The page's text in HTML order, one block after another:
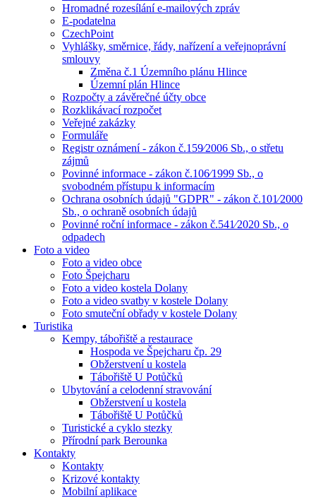
Hromadné rozesílání e-mailových zpráv
E-podatelna
CzechPoint
Vyhlášky, směrnice, řády, nařízení a veřejnoprávní
smlouvy
Změna č.1 Územního plánu Hlince
Územní plán Hlince
Rozpočty a závěrečné účty obce
Rozklikávací rozpočet
Veřejné zakázky
Formuláře
Registr oznámení - zákon č.159⁄2006 Sb., o střetu
zájmů
Povinné informace - zákon č.106⁄1999 Sb., o
svobodném přístupu k informacím
Ochrana osobních údajů "GDPR" - zákon č.101⁄2000
Sb., o ochraně osobních údajů
Povinné roční informace - zákon č.541⁄2020 Sb., o
odpadech
Foto a video
Foto a video obce
Foto Špejcharu
Foto a video kostela Dolany
Foto a video svatby v kostele Dolany
Foto smuteční obřady v kostele Dolany
Turistika
Kempy, tábořiště a restaurace
Hospoda ve Špejcharu čp. 29
Obžerstvení u kostela
Tábořiště U Potůčků
Ubytování a celodenní stravování
Obžerstvení u kostela
Tábořiště U Potůčků
Turistické a cyklo stezky
Přírodní park Berounka
Kontakty
Kontakty
Krizové kontakty
Mobilní aplikace